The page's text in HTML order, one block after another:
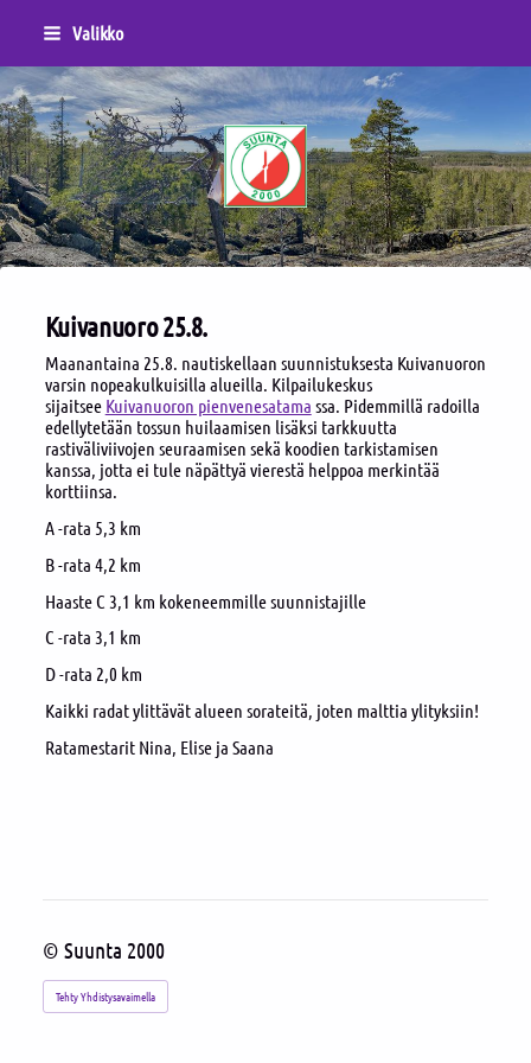
Siirry
sivun
sisältöön
Valikko
Sivuston etusivulle
Kuivanuoro 25.8.
Maanantaina 25.8. nautiskellaan suunnistuksesta Kuivanuoron
varsin nopeakulkuisilla alueilla. Kilpailukeskus
sijaitsee Kuivanuoron pienvenesatama ssa. Pidemmillä radoilla
edellytetään tossun huilaamisen lisäksi tarkkuutta
rastiväliviivojen seuraamisen sekä koodien tarkistamisen
kanssa, jotta ei tule näpättyä vierestä helppoa merkintää
korttiinsa.
A -rata 5,3 km
B -rata 4,2 km
Haaste C 3,1 km kokeneemmille suunnistajille
C -rata 3,1 km
D -rata 2,0 km
Kaikki radat ylittävät alueen sorateitä, joten malttia ylityksiin!
Ratamestarit Nina, Elise ja Saana
© Suunta 2000
Tehty Yhdistysavaimella